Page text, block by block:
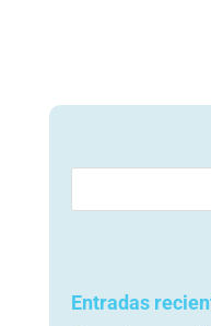
Entradas